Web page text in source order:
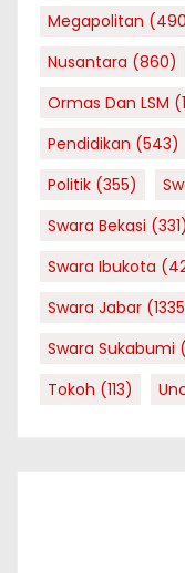
Megapolitan
Nusantara (860)
Ormas Dan LSM
Pendidikan (543)
Politik (355)
Swara Bekasi (331)
Swara Ibukota
Swara Jabar
Swara Sukabumi
Tokoh (113)